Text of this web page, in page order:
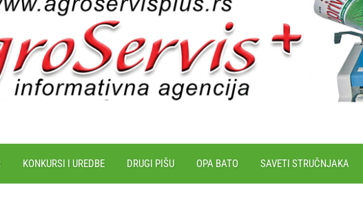
KONKURSI I UREDBE DRUGI PIŠU OPA BATO SAVETI STRUČNJAKA